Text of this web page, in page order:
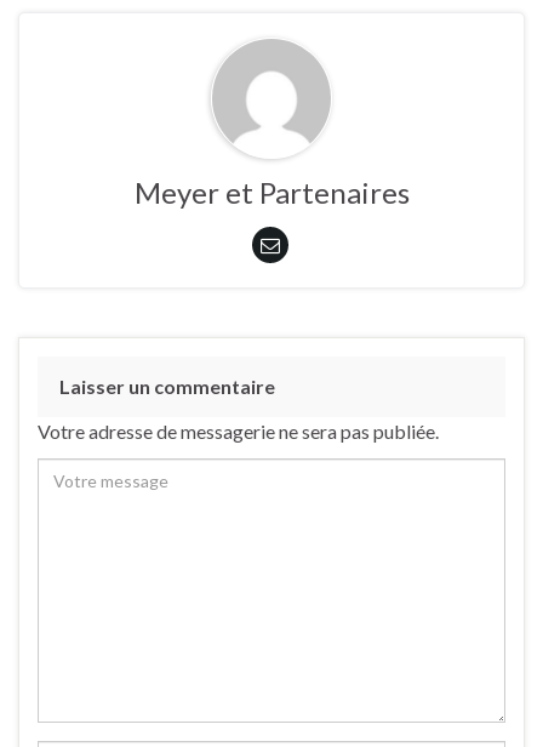
Meyer et Partenaires
Laisser un commentaire
Votre adresse de messagerie ne sera pas publiée.